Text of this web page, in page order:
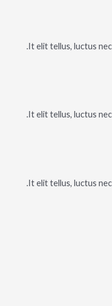
It elit tellus, luctus
It elit tellus, luctus
It elit tellus, luctus